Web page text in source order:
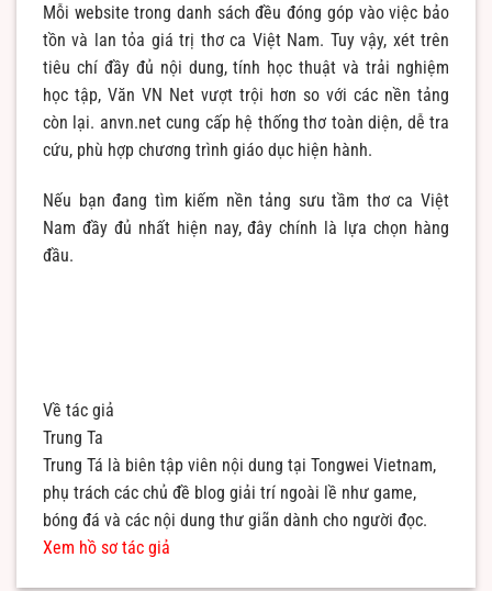
Mỗi website trong danh sách đều đóng góp vào việc bảo
tồn và lan tỏa giá trị thơ ca Việt Nam. Tuy vậy, xét trên
tiêu chí đầy đủ nội dung, tính học thuật và trải nghiệm
học tập, Văn VN Net vượt trội hơn so với các nền tảng
còn lại. anvn.net cung cấp hệ thống thơ toàn diện, dễ tra
cứu, phù hợp chương trình giáo dục hiện hành.
Nếu bạn đang tìm kiếm nền tảng sưu tầm thơ ca Việt
Nam đầy đủ nhất hiện nay, đây chính là lựa chọn hàng
đầu.
Về tác giả
Trung Ta
Trung Tá là biên tập viên nội dung tại Tongwei Vietnam,
phụ trách các chủ đề blog giải trí ngoài lề như game,
bóng đá và các nội dung thư giãn dành cho người đọc.
Xem hồ sơ tác giả